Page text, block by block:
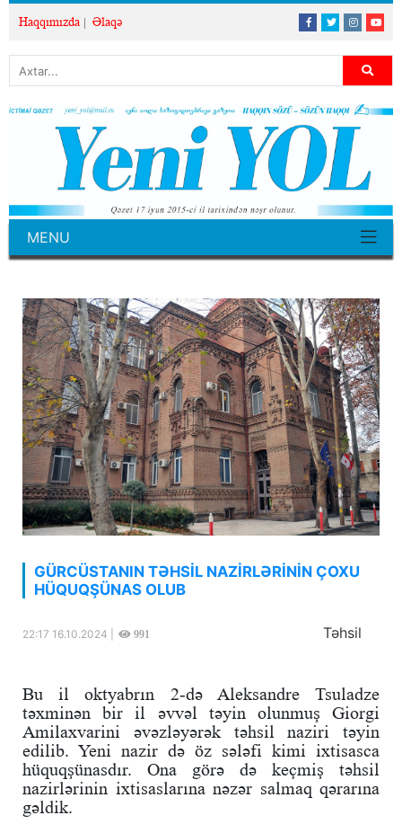
Haqqımızda Əlaqə
MENU
GÜRCÜSTANIN TƏHSİL NAZİRLƏRİNİN ÇOXU
HÜQUQŞÜNAS OLUB
22:17 16.10.2024 | 991 Təhsil
Bu il oktyabrın 2-də Aleksandre Tsuladze
təxminən bir il əvvəl təyin olunmuş Giorgi
Amilaxvarini əvəzləyərək təhsil naziri təyin
edilib. Yeni nazir də öz sələfi kimi ixtisasca
hüquqşünasdır. Ona görə də keçmiş təhsil
nazirlərinin ixtisaslarına nəzər salmaq qərarına
gəldik.